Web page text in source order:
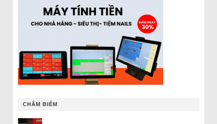
CHÂM BIẾM